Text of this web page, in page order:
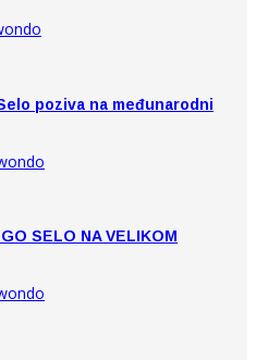
poziva na međunarodni
SELO NA VELIKOM